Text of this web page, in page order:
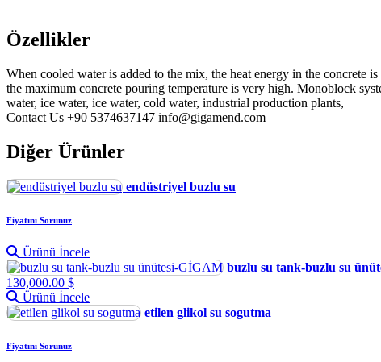
Özellikler
When cooled water is added to the mix, the heat energy in the concrete
the maximum concrete pouring temperature is very high. Monoblock
water, ice water, ice water, cold water, industrial production plants,
Contact Us +90 5374637147 info@gigamend.com
Diğer Ürünler
endüstriyel buzlu su
Fiyatını Sorunuz
Ürünü İncele
buzlu su tank-buzlu su
130,000.00 $
Ürünü İncele
etilen glikol su sogutma
Fiyatını Sorunuz